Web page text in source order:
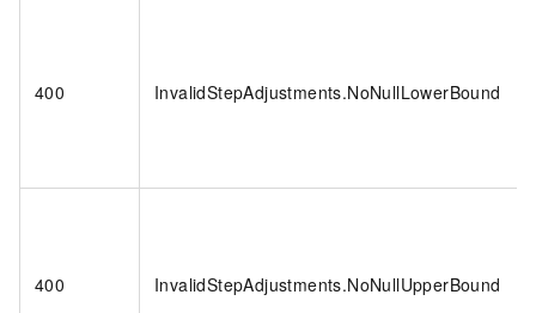
400 InvalidStepAdjustments.NoNullLowerBound
400 InvalidStepAdjustments.NoNullUpperBound